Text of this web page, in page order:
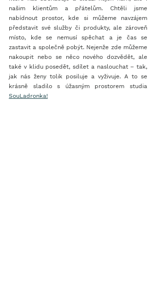
našim klientům a přátelům. Chtěli jsme
nabídnout prostor, kde si můžeme navzájem
představit své služby či produkty, ale zároveň
místo, kde se nemusí spěchat a je čas se
zastavit a společně pobýt. Nejenže zde můžeme
nakoupit nebo se něco nového dozvědět, ale
také v klidu posedět, sdílet a naslouchat – tak,
jak nás ženy tolik posiluje a vyživuje. A to se
SouLadronka!